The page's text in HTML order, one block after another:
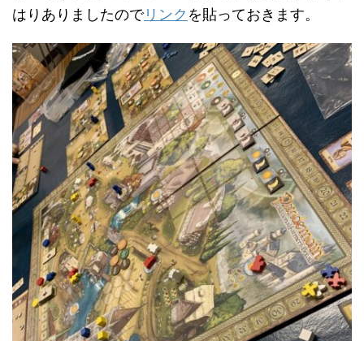
はりありましたのでリンク を貼っておきます。